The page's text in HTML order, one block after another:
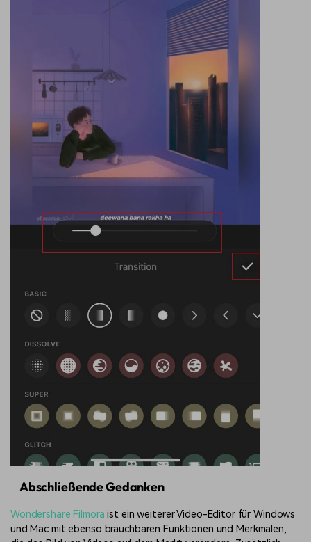
Abschließende Gedanken
Wondershare Filmora ist ein weiterer Video-Editor für Windows
und Mac mit ebenso brauchbaren Funktionen und Merkmalen,